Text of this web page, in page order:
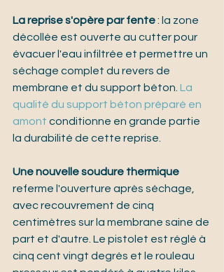
La reprise s'opère par fente : la zone
décollée est ouverte au cutter pour
évacuer l'eau infiltrée et permettre un
séchage complet du revers de
membrane et du support béton. La
qualité du support béton préparé en
amont conditionne en grande partie
la durabilité de cette reprise.
Une nouvelle soudure thermique
referme l'ouverture après séchage,
avec recouvrement de cinq
centimètres sur la membrane saine de
part et d'autre. Le pistolet est réglé à
cinq cent vingt degrés et le rouleau